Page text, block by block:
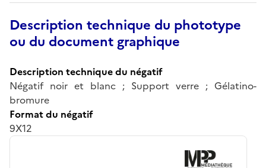
Description technique du phototype
ou du document graphique
Description technique du négatif
Négatif noir et blanc ; Support verre ; Gélatino-
bromure
Format du négatif
9X12